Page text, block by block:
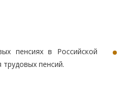
пенсиях в Российской
пенсий.